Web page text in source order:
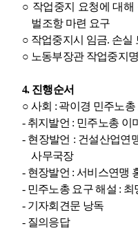
○ 작업중지 요청에 대
벌조항 마련 요구
○ 작업중지시 임금. 손실
○ 노동부장관 작업중지
4. 진행순서
○ 사회 : 곽이경 민주노
- 취지발언 : 민주노총 이
- 현장발언 : 건설산업연
사무국장
- 현장발언 :서비스연맹
- 민주노총 요구 해설 : 최
- 기자회견문 낭독
- 질의응답